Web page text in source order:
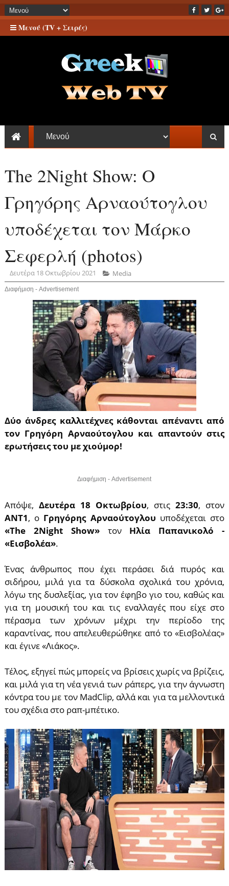
Μενού (TV + Σειρές)
The 2Night Show: Ο
Γρηγόρης Αρναούτογλου
υποδέχεται τον Μάρκο
Σεφερλή (photos)
Δευτέρα 18 Οκτωβρίου 2021 Media
Διαφήμιση - Advertisement
Δύο άνδρες καλλιτέχνες κάθονται απέναντι από
τον Γρηγόρη Αρναούτογλου και απαντούν στις
ερωτήσεις του με χιούμορ!
Διαφήμιση - Advertisement
Απόψε, Δευτέρα 18 Οκτωβρίου, στις23:30, στον
ΑΝΤ1, ο Γρηγόρης Αρναούτογλου υποδέχεται στο
«The 2Night Show» τον Ηλία Παπανικολό -
«Εισβολέα».
Ένας άνθρωπος που έχει περάσει διά πυρός και
σιδήρου, μιλά για τα δύσκολα σχολικά του χρόνια,
λόγω της δυσλεξίας, για τον έφηβο γιο του, καθώς και
για τη μουσική του και τις εναλλαγές που είχε στο
πέρασμα των χρόνων μέχρι την περίοδο της
καραντίνας, που απελευθερώθηκε από το «Εισβολέας»
και έγινε «Λιάκος».
Τέλος, εξηγεί πώς μπορείς να βρίσεις χωρίς να βρίζεις,
και μιλά για τη νέα γενιά των ράπερς, για την άγνωστη
κόντρα του με τον MadClip, αλλά και για τα μελλοντικά
του σχέδια στο ραπ-μπέτικο.